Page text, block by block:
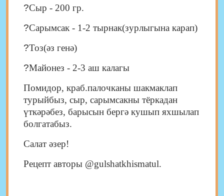
?Сыр - 200 гр.
?Сарымсак - 1-2 тырнак(зурлыгына карап)
?Тоз(әз генә)
?Майонез - 2-3 аш калагы
Помидор, краб.палочканы шакмаклап
турыйбыз, сыр, сарымсакны тёркадан
үткәрәбез, барысын бергә кушып яхшылап
болгатабыз.
Салат әзер!
Рецепт авторы @gulshatkhismatul.